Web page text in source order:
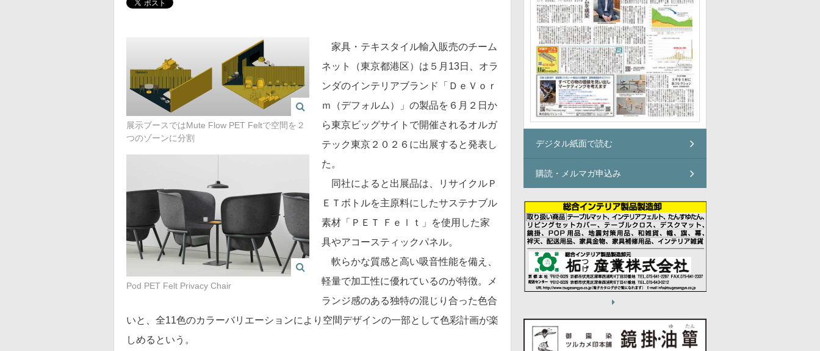
展示ブースではMute Flow PET Feltで空間を２
つのゾーンに分割
Pod PET Felt Privacy Chair
家具・テキスタイル輸入販売のチーム
ネット（東京都港区）は５月13日、オラ
ンダのインテリアブランド「ＤｅＶｏｒ
ｍ（デフォルム）」の製品を６月２日か
ら東京ビッグサイトで開催されるオルガ
テック東京２０２６に出展すると発表し
た。
同社によると出展品は、リサイクルＰ
ＥＴボトルを主原料にしたサステナブル
素材「ＰＥＴ Ｆｅｌｔ」を使用した家
具やアコースティックパネル。
軟らかな質感と高い吸音性能を備え、
軽量で加工性に優れているのが特徴。メ
ランジ感のある独特の混じり合った色合
いと、全11色のカラーバリエーションにより空間デザインの一部として色彩計画が楽
しめるという。
デジタル紙面で読む
購読・メルマガ申込み